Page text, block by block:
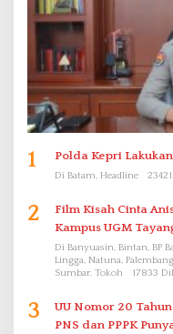
1 Polda Kepri
Di Batam, Headline
2
Film Kisah Cinta
Kampus UGM
Di Banyuasin, Bintan, BP
Lingga, Natuna,
Sumbar, Tokoh
17833
3
UU Nomor 20
PNS dan PPPK